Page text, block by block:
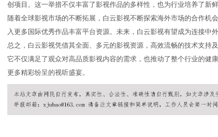
创项目。这一举措不仅丰富了影视作品的多样性，也为行业培养了新
随着全球影视市场的不断拓展，白云影视不断探索海外市场的合作机
入更多国际优秀作品丰富平台资源。未来，白云影视有望成为连接中
总之，白云影视凭借其全面、多元的影视资源，高效流畅的技术支持
它不仅满足了观众对高品质影视内容的需求，也推动了整个行业的健
更多精彩纷呈的视听盛宴。